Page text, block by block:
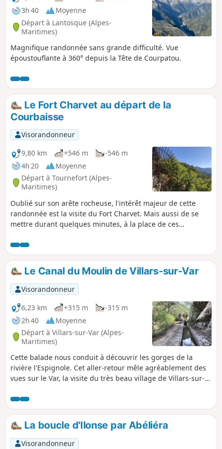
3h 40
Moyenne
Départ à Lantosque (Alpes-
Maritimes)
Magnifique randonnée sans grande difficulté. Vue
époustouflante à 360° depuis la Tête de Courpatou.
Le Fort Charvet au départ de la
Courbaisse
Visorandonneur
9,80 km
+546 m
-546 m
4h 20
Moyenne
Départ à Tournefort (Alpes-
Maritimes)
Oublié sur son arête rocheuse, l'intérêt majeur de cette
randonnée est la visite du Fort Charvet. Mais aussi de se
mettre durant quelques minutes, à la place de ces
vallées du Var et de la Tinée afin de se protéger contre
l'envahisseur piémontais possible. N'oublions pas que ce
secteur est français depuis 1860.
Le Canal du Moulin de Villars-sur-Var
Visorandonneur
6,23 km
+315 m
-315 m
2h 40
Moyenne
Départ à Villars-sur-Var (Alpes-
Maritimes)
Cette balade nous conduit à découvrir les gorges de la
rivière l'Espignole. Cet aller-retour mêle agréablement des
vues sur le Var, la visite du très beau village de Villars-sur-
cartographié qui emprunte sans dénivelé le tracé du Canal
du Moulin amenant l'eau au village.
La boucle d'Ilonse par Abéliéra
Visorandonneur